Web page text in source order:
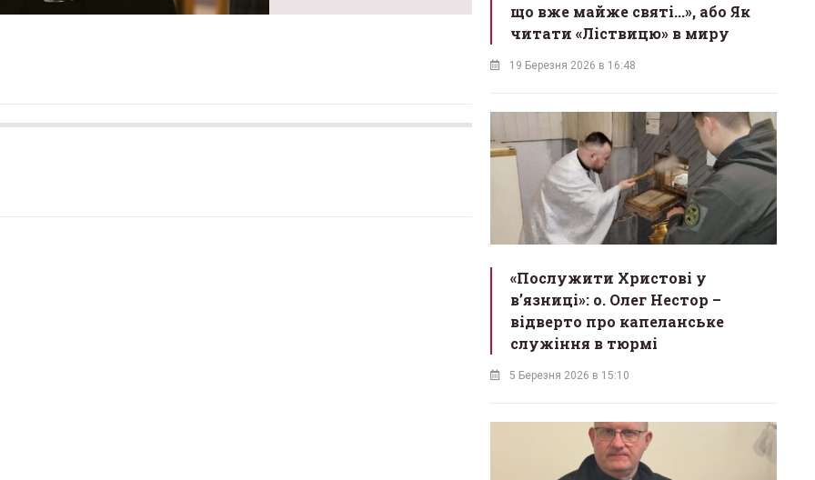
що вже майже святі...», або Як
читати «Ліствицю» в миру
19 Березня 2026 в 16:48
«Послужити Христові у
вʼязниці»: о. Олег Нестор –
відверто про капеланське
служіння в тюрмі
5 Березня 2026 в 15:10